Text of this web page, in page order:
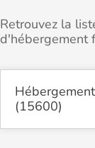
Retrouvez la
d'hébergement
(15600)